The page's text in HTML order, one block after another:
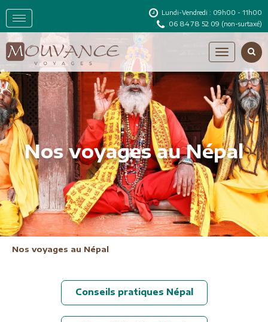
Lundi-Vendredi : 09h00 - 11h00
06 84 78 52 09 (non-surtaxé)
Nos voyages au Népal
Nos voyages au Népal
Conseils pratiques Népal